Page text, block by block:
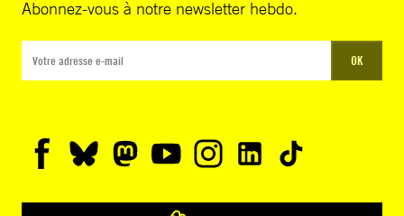
Abonnez-vous à notre newsletter hebdo.
OK